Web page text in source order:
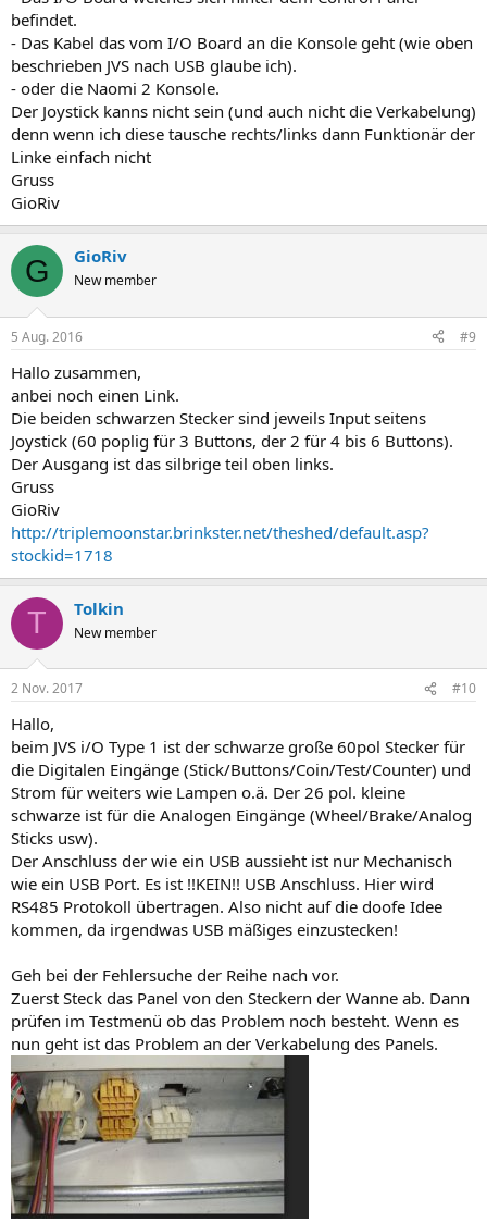
befindet.
- Das Kabel das vom I/O Board an die Konsole geht (wie oben
beschrieben JVS nach USB glaube ich).
- oder die Naomi 2 Konsole.
Der Joystick kanns nicht sein (und auch nicht die Verkabelung)
denn wenn ich diese tausche rechts/links dann Funktionär der
Linke einfach nicht
Gruss
GioRiv
G GioRiv
New member
5 Aug. 2016 #9
Hallo zusammen,
anbei noch einen Link.
Die beiden schwarzen Stecker sind jeweils Input seitens
Joystick (60 poplig für 3 Buttons, der 2 für 4 bis 6 Buttons).
Der Ausgang ist das silbrige teil oben links.
Gruss
GioRiv
http://triplemoonstar.brinkster.net/theshed/default.asp?
stockid=1718
T Tolkin
New member
2 Nov. 2017 #10
Hallo,
beim JVS i/O Type 1 ist der schwarze große 60pol Stecker für
die Digitalen Eingänge (Stick/Buttons/Coin/Test/Counter) und
Strom für weiters wie Lampen o.ä. Der 26 pol. kleine
schwarze ist für die Analogen Eingänge (Wheel/Brake/Analog
Sticks usw).
Der Anschluss der wie ein USB aussieht ist nur Mechanisch
wie ein USB Port. Es ist !!KEIN!! USB Anschluss. Hier wird
RS485 Protokoll übertragen. Also nicht auf die doofe Idee
kommen, da irgendwas USB mäßiges einzustecken!
Geh bei der Fehlersuche der Reihe nach vor.
Zuerst Steck das Panel von den Steckern der Wanne ab. Dann
prüfen im Testmenü ob das Problem noch besteht. Wenn es
nun geht ist das Problem an der Verkabelung des Panels.